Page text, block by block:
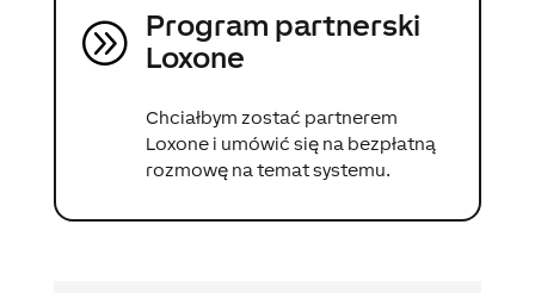
A Program partnerski
Loxone
Chciałbym zostać partnerem
Loxone i umówić się na bezpłatną
rozmowę na temat systemu.